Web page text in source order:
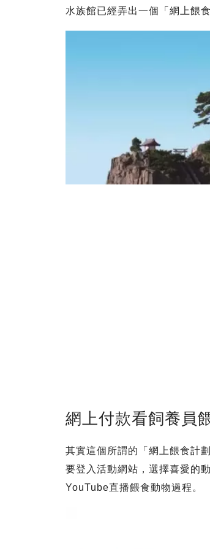
水族館已經弄出一個「網上餵
網上付款看飼養員
其實這個所謂的「網上餵食計
要登入活動網站，選擇喜愛的
YouTube直播餵食動物過程。